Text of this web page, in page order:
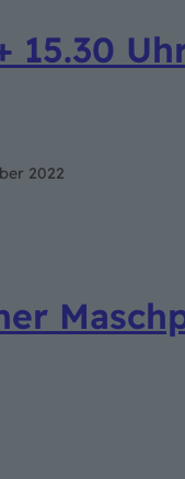
15.30
2022